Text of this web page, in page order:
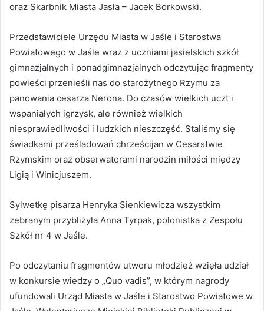
oraz Skarbnik Miasta Jasła – Jacek Borkowski.
Przedstawiciele Urzędu Miasta w Jaśle i Starostwa
Powiatowego w Jaśle wraz z uczniami jasielskich szkół
gimnazjalnych i ponadgimnazjalnych odczytując fragmenty
powieści przenieśli nas do starożytnego Rzymu za
panowania cesarza Nerona. Do czasów wielkich uczt i
wspaniałych igrzysk, ale również wielkich
niesprawiedliwości i ludzkich nieszczęść. Staliśmy się
świadkami prześladowań chrześcijan w Cesarstwie
Rzymskim oraz obserwatorami narodzin miłości między
Ligią i Winicjuszem.
Sylwetkę pisarza Henryka Sienkiewicza wszystkim
zebranym przybliżyła Anna Tyrpak, polonistka z Zespołu
Szkół nr 4 w Jaśle.
Po odczytaniu fragmentów utworu młodzież wzięła udział
w konkursie wiedzy o „Quo vadis”, w którym nagrody
ufundowali Urząd Miasta w Jaśle i Starostwo Powiatowe w